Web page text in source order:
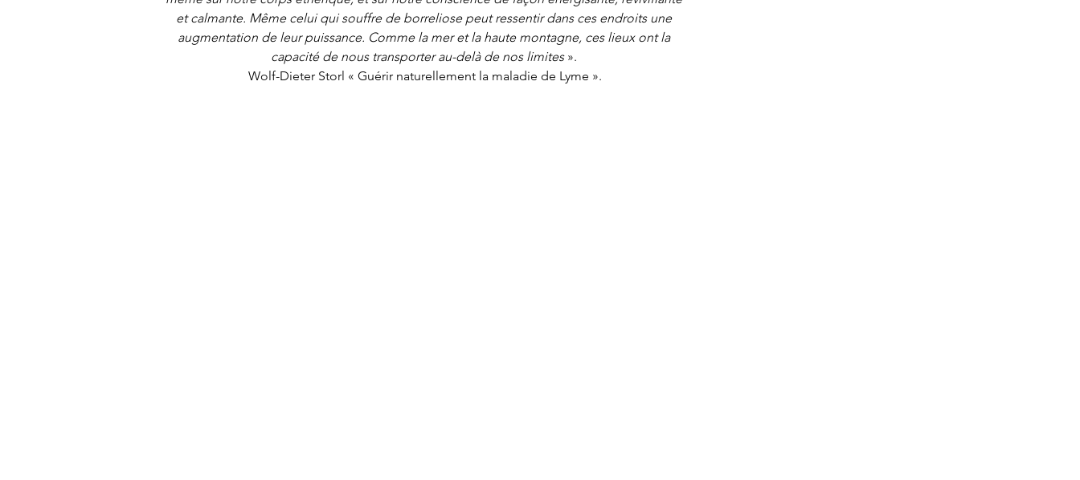
et calmante. Même celui qui souffre de borreliose peut ressentir dans ces endroits une
augmentation de leur puissance. Comme la mer et la haute montagne, ces lieux ont la
capacité de nous transporter au-delà de nos limites ».
Wolf-Dieter Storl « Guérir naturellement la maladie de Lyme ».